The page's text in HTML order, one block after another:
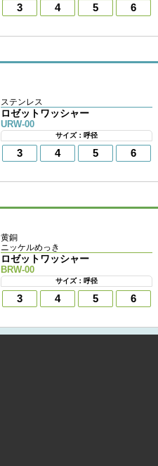
3 4 5 6
ステンレス
ロゼットワッシャー
URW-00
サイズ：呼径
3 4 5 6
黄銅
ニッケルめっき
ロゼットワッシャー
BRW-00
サイズ：呼径
3 4 5 6